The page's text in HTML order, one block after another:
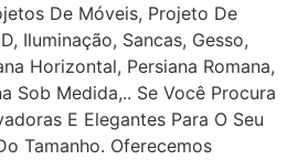
De Móveis, Projeto De
Iluminação, Sancas, Gesso,
Horizontal, Persiana Romana,
Sob Medida,.. Se Você Procura
E Elegantes Para O Seu
Tamanho. Oferecemos